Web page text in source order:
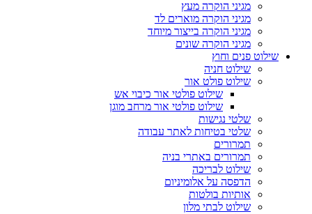
מגיני הוקרה מעץ
מגיני הוקרה מוארים לד
מגיני הוקרה בייצור מיוחד
מגיני הוקרה שונים
שילוט פנים וחוץ
שילוט חניה
שילוט פולט אור
שילוט פולטי אור כיבוי אש
שילוט פולטי אור מרחב מוגן
שלטי נגישות
שלטי בטיחות לאתר עבודה
תמרורים
תמרורים באתרי בניה
שילוט לבריכה
הדפסה על אלומיניום
אותיות בולטות
שילוט לבתי מלון